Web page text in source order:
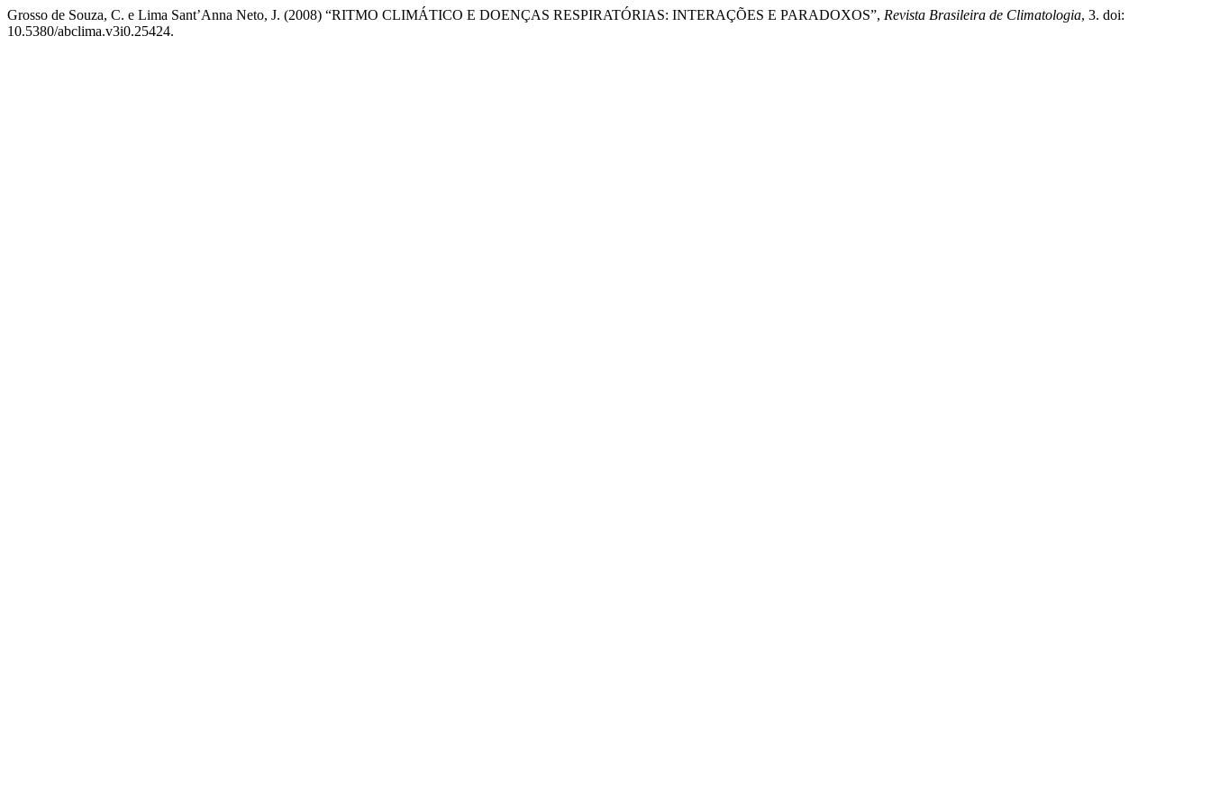
Grosso de Souza, C. e Lima Sant’Anna Neto, J. (2008) “RITMO CLIMÁTICO E DOENÇAS RESPIRATÓRIAS: INTERAÇÕES E PARADOXOS”, Revista Brasileira de Climatologia, 3. doi:
10.5380/abclima.v3i0.25424.